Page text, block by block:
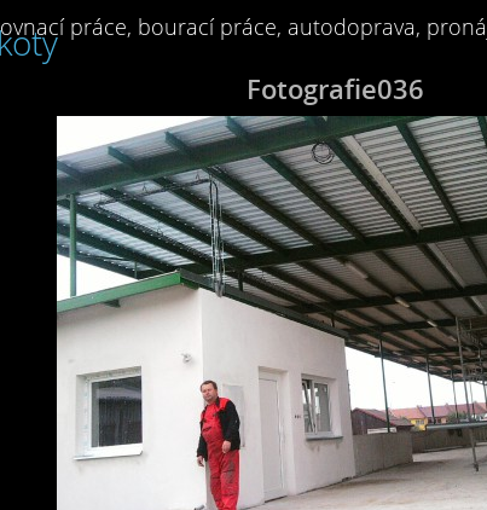
práce, bourací práce, autodoprava,
Fotografie036